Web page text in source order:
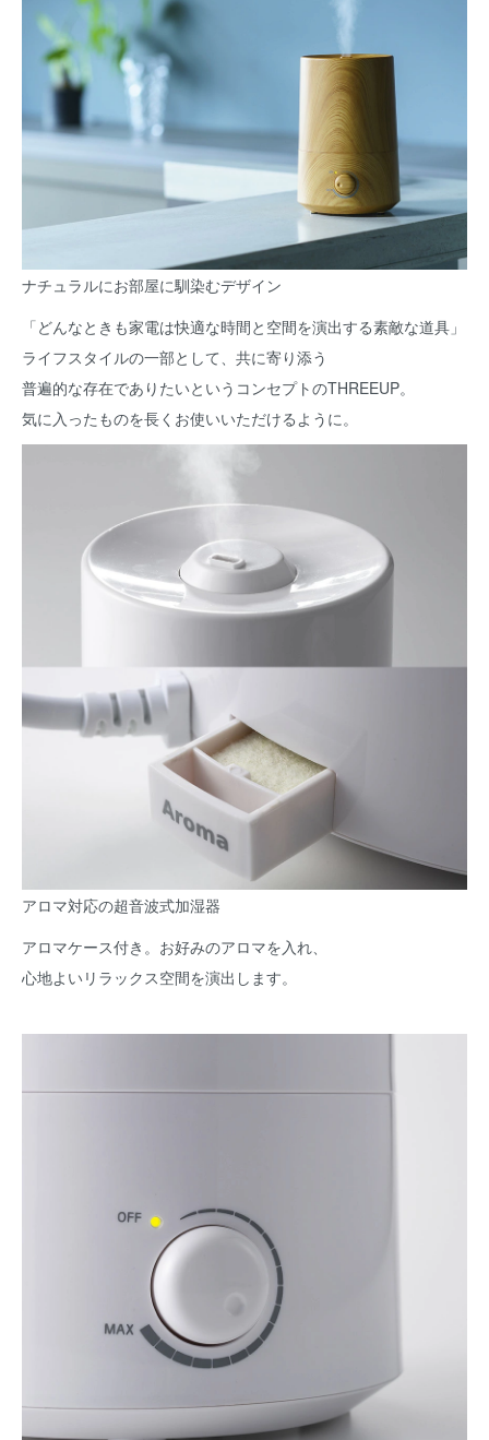
ナチュラルにお部屋に馴染むデザイン
「どんなときも家電は快適な時間と空間を演出する素敵な道具」
ライフスタイルの一部として、共に寄り添う
普遍的な存在でありたいというコンセプトのTHREEUP。
気に入ったものを長くお使いいただけるように。
アロマ対応の超音波式加湿器
アロマケース付き。お好みのアロマを入れ、
心地よいリラックス空間を演出します。